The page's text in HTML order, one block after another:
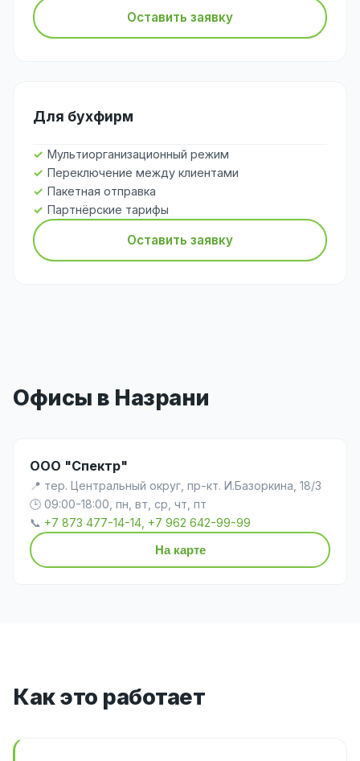
Оставить заявку
Для бухфирм
Мультиорганизационный режим
Переключение между клиентами
Пакетная отправка
Партнёрские тарифы
Оставить заявку
Офисы в Назрани
ООО "Спектр"
📍 тер. Центральный округ, пр-кт. И.Базоркина, 18/3
🕒 09:00-18:00, пн, вт, ср, чт, пт
📞 +7 873 477-14-14, +7 962 642-99-99
На карте
Как это работает